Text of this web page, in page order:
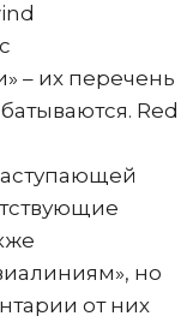
– их перечень
Red
но
от них